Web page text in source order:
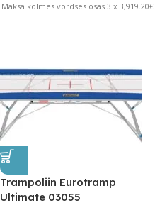
Maksa kolmes võrdses osas 3 x 3,919.20€
Trampoliin Eurotramp
Ultimate 03055